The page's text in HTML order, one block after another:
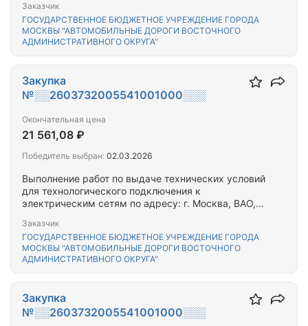
к1, д.10,д.14 к.1, к.2, Вешняковская ул. 27 к.3, к.4,
к.5
Заказчик
ГОСУДАРСТВЕННОЕ БЮДЖЕТНОЕ УЧРЕЖДЕНИЕ ГОРОДА
МОСКВЫ "АВТОМОБИЛЬНЫЕ ДОРОГИ ВОСТОЧНОГО
АДМИНИСТРАТИВНОГО ОКРУГА"
Выполнение работ по выдаче технических условий
для технологического подключения к
электрическим сетям по адресу: г. Москва, ВАО,
Заказчик
ГОСУДАРСТВЕННОЕ БЮДЖЕТНОЕ УЧРЕЖДЕНИЕ ГОРОДА
МОСКВЫ "АВТОМОБИЛЬНЫЕ ДОРОГИ ВОСТОЧНОГО
АДМИНИСТРАТИВНОГО ОКРУГА"
Закупка
№░░2603732005541001000░░░
Окончательная цена
21 561,08 ₽
Победитель выбран: 02.03.2026
Закупка
№░░2603732005541001000░░░